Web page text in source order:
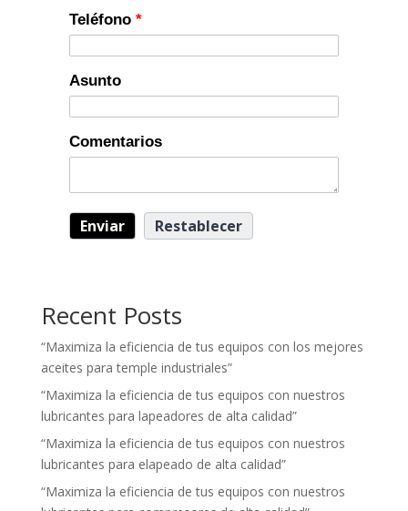
Teléfono *
Asunto
Comentarios
Recent Posts
“Maximiza la eficiencia de tus equipos con los mejores
aceites para temple industriales”
“Maximiza la eficiencia de tus equipos con nuestros
lubricantes para lapeadores de alta calidad”
“Maximiza la eficiencia de tus equipos con nuestros
lubricantes para elapeado de alta calidad”
“Maximiza la eficiencia de tus equipos con nuestros